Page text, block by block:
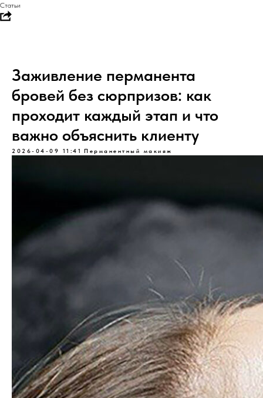
Статьи
Заживление перманента
бровей без сюрпризов: как
проходит каждый этап и что
важно объяснить клиенту
2026-04-09 11:41 Перманентный макияж